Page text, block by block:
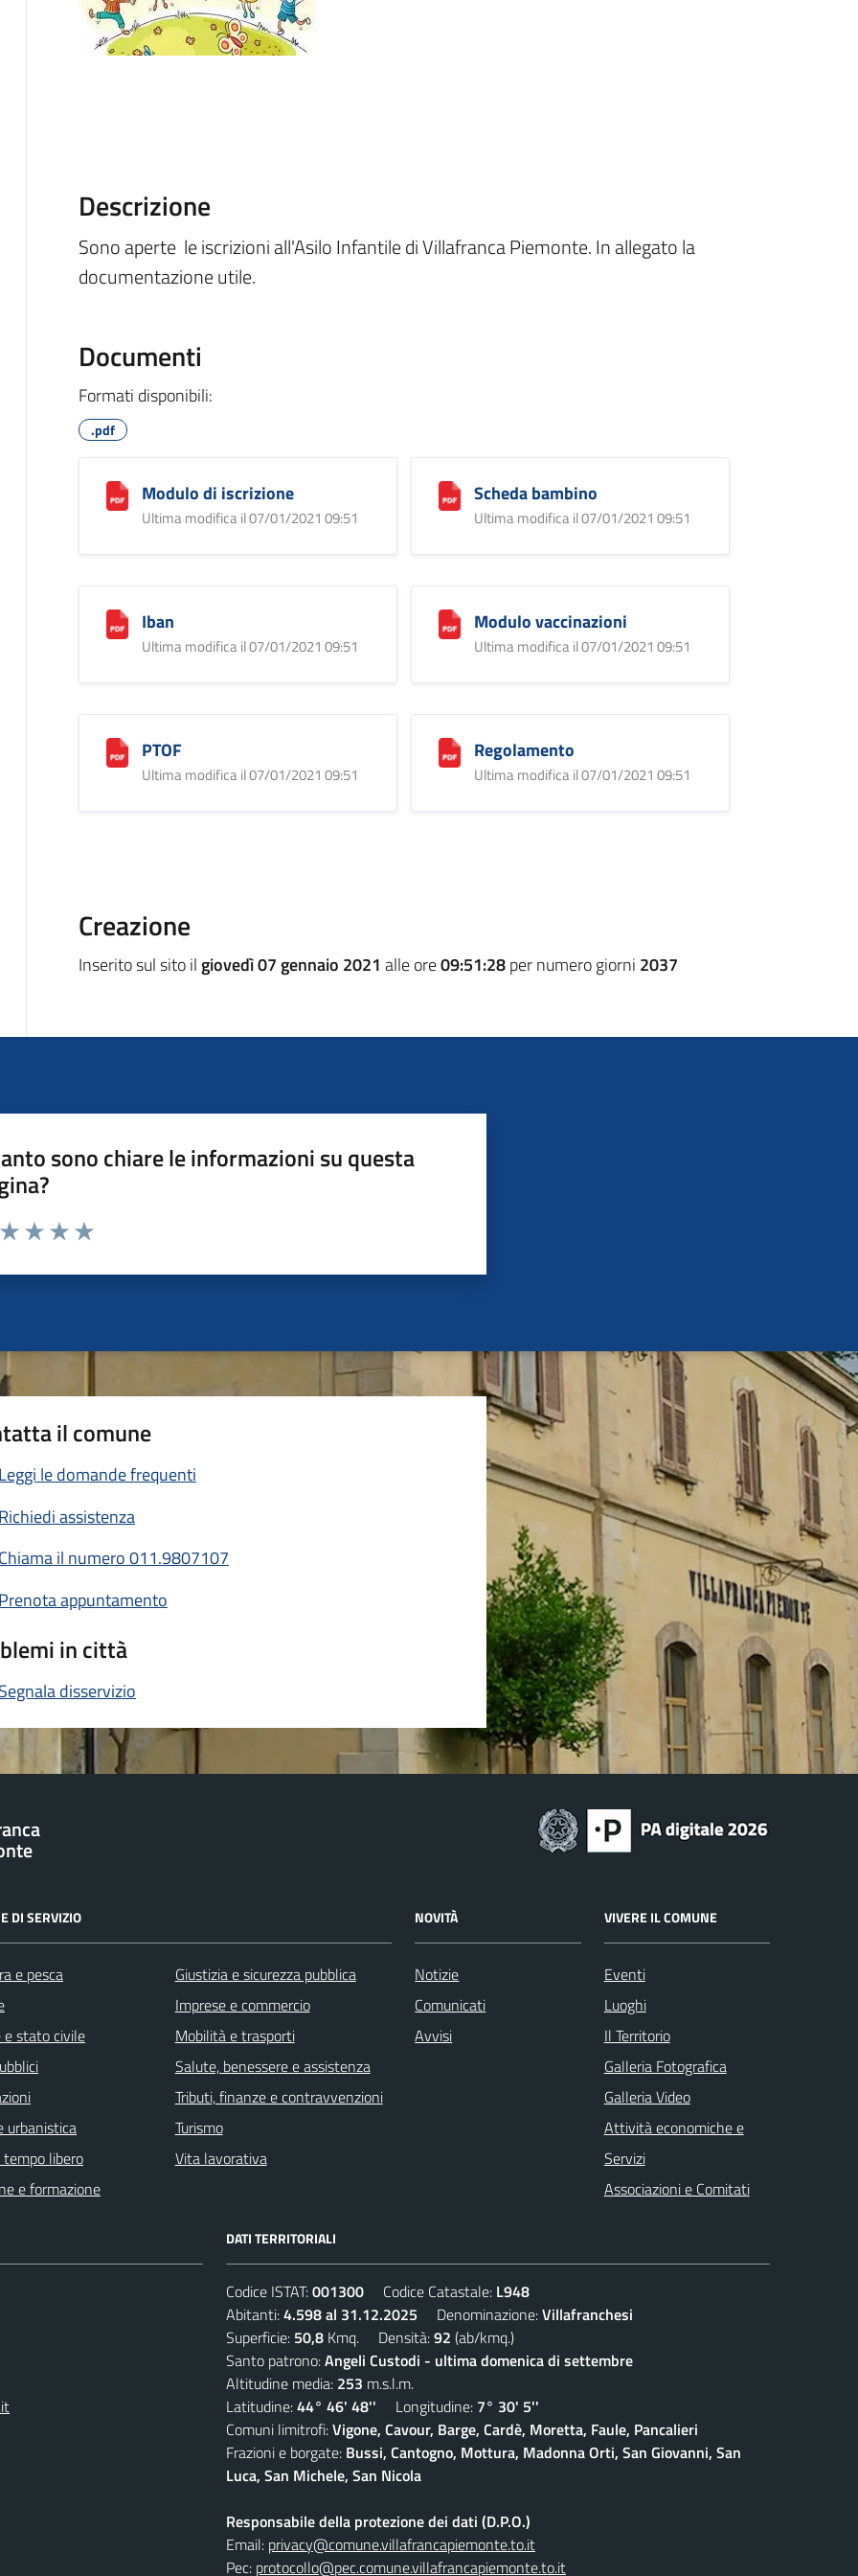
Descrizione
Sono aperte le iscrizioni all'Asilo Infantile di Villafranca Piemonte. In allegato la
documentazione utile.
Documenti
Formati disponibili:
.pdf
Modulo di iscrizione
Ultima modifica il 07/01/2021 09:51
Scheda bambino
Ultima modifica il 07/01/2021 09:51
Iban
Ultima modifica il 07/01/2021 09:51
Modulo vaccinazioni
Ultima modifica il 07/01/2021 09:51
PTOF
Ultima modifica il 07/01/2021 09:51
Regolamento
Ultima modifica il 07/01/2021 09:51
Creazione
Inserito sul sito il giovedì 07 gennaio 2021 alle ore09:51:28per numero giorni 2037
sono chiare le informazioni su questa
da 1 a 5 stelle la pagina
il comune
Leggi le domande frequenti
Richiedi assistenza
Chiama il numero 011.9807107
Prenota appuntamento
in città
Segnala disservizio
DI SERVIZIO
e pesca
e stato civile
urbanistica
libero
e formazione
Giustizia e sicurezza pubblica
Imprese e commercio
Mobilità e trasporti
Salute, benessere e assistenza
Tributi, finanze e contravvenzioni
Turismo
Vita lavorativa
NOVITÀ
Notizie
Comunicati
Avvisi
VIVERE IL COMUNE
Eventi
Luoghi
Il Territorio
Galleria Fotografica
Galleria Video
Attività economiche e
Servizi
Associazioni e Comitati
DATI TERRITORIALI
Codice ISTAT:001300 Codice Catastale: L948
Abitanti:4.598 al 31.12.2025 Denominazione:Villafranchesi
Superficie: 50,8 Kmq. Densità:92 (ab/kmq.)
Santo patrono:Angeli Custodi - ultima domenica di settembre
Altitudine media: 253 m.s.l.m.
Latitudine:44° 46' 48'' Longitudine: 7° 30' 5''
Comuni limitrofi:Vigone, Cavour, Barge, Cardè, Moretta, Faule, Pancalieri
Frazioni e borgate: Bussi, Cantogno, Mottura, Madonna Orti, San Giovanni, San
Luca, San Michele, San Nicola
Responsabile della protezione dei dati (D.P.O.)
Email: privacy@comune.villafrancapiemonte.to.it
Pec: protocollo@pec.comune.villafrancapiemonte.to.it